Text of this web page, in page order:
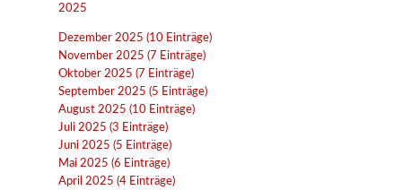
2025
Dezember 2025 (10 Einträge)
November 2025 (7 Einträge)
Oktober 2025 (7 Einträge)
September 2025 (5 Einträge)
August 2025 (10 Einträge)
Juli 2025 (3 Einträge)
Juni 2025 (5 Einträge)
Mai 2025 (6 Einträge)
April 2025 (4 Einträge)